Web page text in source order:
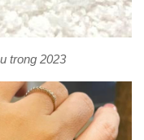
trong 2023